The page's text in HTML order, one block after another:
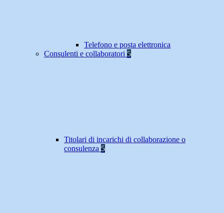
Telefono e posta elettronica
Consulenti e collaboratori 5
Titolari di incarichi di collaborazione o
consulenza 5